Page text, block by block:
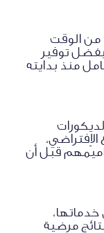
من الوقت
بفضل توفير
منذ بدايته
قبل أن
مرضية